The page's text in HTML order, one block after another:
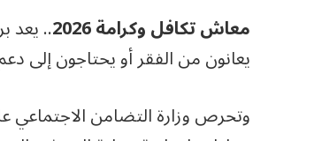
معاش تكافل وكرامة 2026
.. يعد
يعانون من الفقر أو يحتاجون إلى
وتحرص وزارة التضامن الاجتماعي